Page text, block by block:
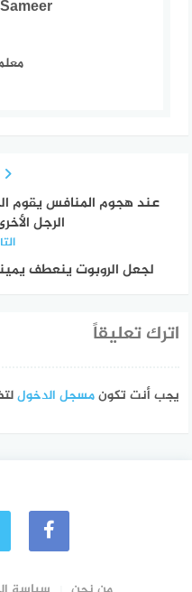
عند هجوم المنافس يقوم
الرجل
لجعل الروبوت ينعطف
اترك تعليقاً
يجب أنت تكونمسجل الدخول